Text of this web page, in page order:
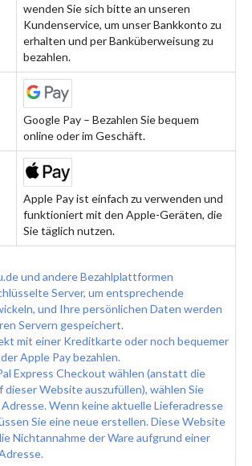
wenden Sie sich bitte an unseren
Kundenservice, um unser Bankkonto zu
erhalten und per Banküberweisung zu
bezahlen.
Google Pay – Bezahlen Sie bequem
online oder im Geschäft.
Apple Pay ist einfach zu verwenden und
funktioniert mit den Apple-Geräten, die
Sie täglich nutzen.
und andere Bezahlplattformen
Server, um entsprechende
und Ihre persönlichen Daten werden
Servern gespeichert.
mit einer Kreditkarte oder noch bequemer
Apple Pay bezahlen.
Express Checkout wählen (anstatt die
dieser Website auszufüllen), wählen Sie
Wenn keine aktuelle Lieferadresse
Sie eine neue erstellen. Diese Website
Nichtannahme der Ware aufgrund einer